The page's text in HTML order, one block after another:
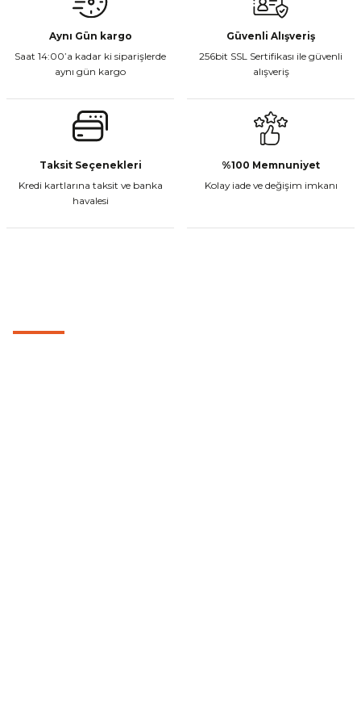
Bu ürüne benzer farklı alternatifler olmalı.
₺ 8.999,00
Sepete Ekle
KNMaster UM2000 Katlanabilir Adventure Motosiklet Dikiz Aynası
Aynı Gün kargo
Saat 14:00’a kadar ki siparişlerde
aynı gün kargo
Güvenli Alışveriş
256bit SSL Sertifikası ile güvenli
alışveriş
Taksit Seçenekleri
Kredi kartlarına taksit ve banka
havalesi
%100 Memnuniyet
Kolay iade ve değişim imkanı